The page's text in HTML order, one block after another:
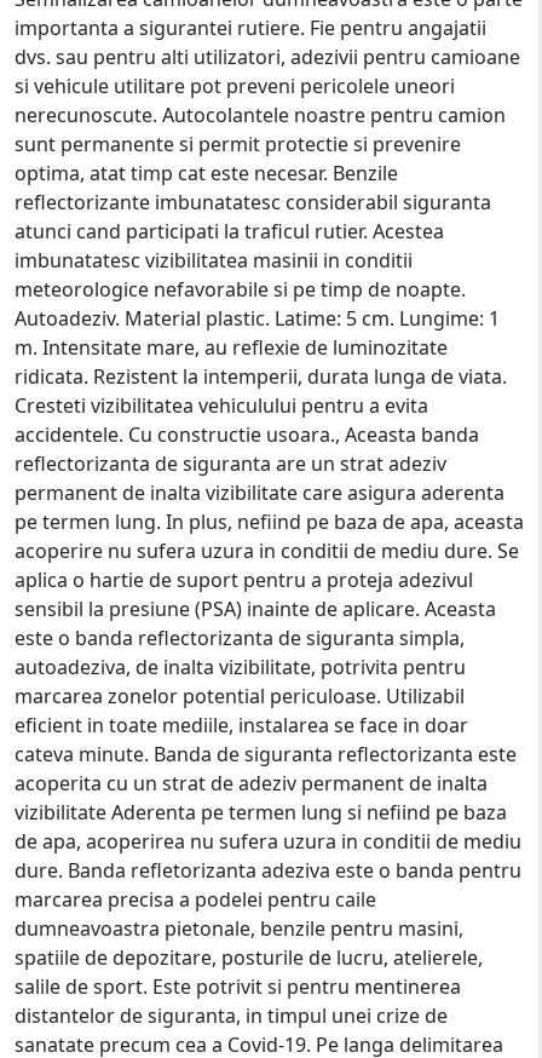
importanta a sigurantei rutiere. Fie pentru angajatii
dvs. sau pentru alti utilizatori, adezivii pentru camioane
si vehicule utilitare pot preveni pericolele uneori
nerecunoscute. Autocolantele noastre pentru camion
sunt permanente si permit protectie si prevenire
optima, atat timp cat este necesar. Benzile
reflectorizante imbunatatesc considerabil siguranta
atunci cand participati la traficul rutier. Acestea
imbunatatesc vizibilitatea masinii in conditii
meteorologice nefavorabile si pe timp de noapte.
Autoadeziv. Material plastic. Latime: 5 cm. Lungime: 1
m. Intensitate mare, au reflexie de luminozitate
ridicata. Rezistent la intemperii, durata lunga de viata.
Cresteti vizibilitatea vehiculului pentru a evita
accidentele. Cu constructie usoara., Aceasta banda
reflectorizanta de siguranta are un strat adeziv
permanent de inalta vizibilitate care asigura aderenta
pe termen lung. In plus, nefiind pe baza de apa, aceasta
acoperire nu sufera uzura in conditii de mediu dure. Se
aplica o hartie de suport pentru a proteja adezivul
sensibil la presiune (PSA) inainte de aplicare. Aceasta
este o banda reflectorizanta de siguranta simpla,
autoadeziva, de inalta vizibilitate, potrivita pentru
marcarea zonelor potential periculoase. Utilizabil
eficient in toate mediile, instalarea se face in doar
cateva minute. Banda de siguranta reflectorizanta este
acoperita cu un strat de adeziv permanent de inalta
vizibilitate Aderenta pe termen lung si nefiind pe baza
de apa, acoperirea nu sufera uzura in conditii de mediu
dure. Banda refletorizanta adeziva este o banda pentru
marcarea precisa a podelei pentru caile
dumneavoastra pietonale, benzile pentru masini,
spatiile de depozitare, posturile de lucru, atelierele,
salile de sport. Este potrivit si pentru mentinerea
distantelor de siguranta, in timpul unei crize de
sanatate precum cea a Covid-19. Pe langa delimitarea